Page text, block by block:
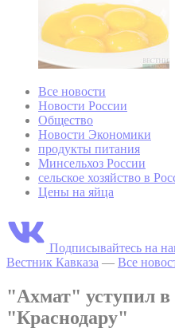
Все новости
Новости России
Общество
Новости Экономики
продукты питания
Минсельхоз России
сельское хозяйство в
Цены на яйца
Подписывайтесь на
Вестник Кавказа — Все
"Ахмат" уступил в
"Краснодару"